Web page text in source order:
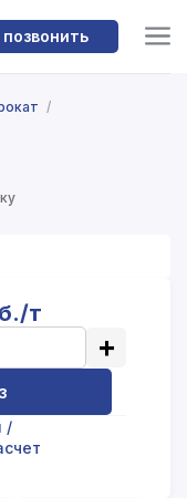
позвонить
/
т
+
/